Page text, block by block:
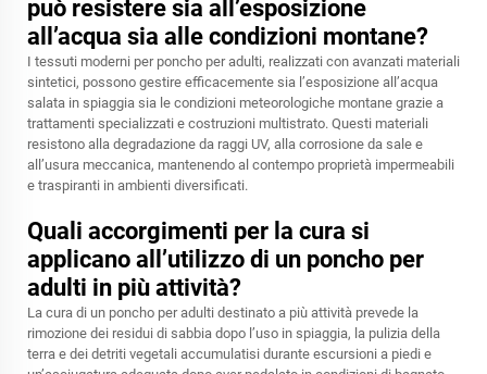
può resistere sia all’esposizione
all’acqua sia alle condizioni montane?
I tessuti moderni per poncho per adulti, realizzati con avanzati materiali
sintetici, possono gestire efficacemente sia l’esposizione all’acqua
salata in spiaggia sia le condizioni meteorologiche montane grazie a
trattamenti specializzati e costruzioni multistrato. Questi materiali
resistono alla degradazione da raggi UV, alla corrosione da sale e
all’usura meccanica, mantenendo al contempo proprietà impermeabili
e traspiranti in ambienti diversificati.
Quali accorgimenti per la cura si
applicano all’utilizzo di un poncho per
adulti in più attività?
La cura di un poncho per adulti destinato a più attività prevede la
rimozione dei residui di sabbia dopo l’uso in spiaggia, la pulizia della
terra e dei detriti vegetali accumulatisi durante escursioni a piedi e